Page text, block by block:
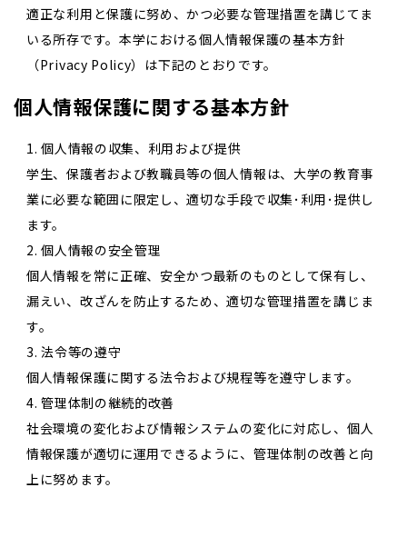
適正な利用と保護に努め、かつ必要な管理措置を講じてま
いる所存です。本学における個人情報保護の基本方針
（Privacy Policy）は下記のとおりです。
個人情報保護に関する基本方針
1. 個人情報の収集、利用および提供
学生、保護者および教職員等の個人情報は、大学の教育事
業に必要な範囲に限定し、適切な手段で収集･利用･提供し
ます。
2. 個人情報の安全管理
個人情報を常に正確、安全かつ最新のものとして保有し、
漏えい、改ざんを防止するため、適切な管理措置を講じま
す。
3. 法令等の遵守
個人情報保護に関する法令および規程等を遵守します。
4. 管理体制の継続的改善
社会環境の変化および情報システムの変化に対応し、個人
情報保護が適切に運用できるように、管理体制の改善と向
上に努めます。